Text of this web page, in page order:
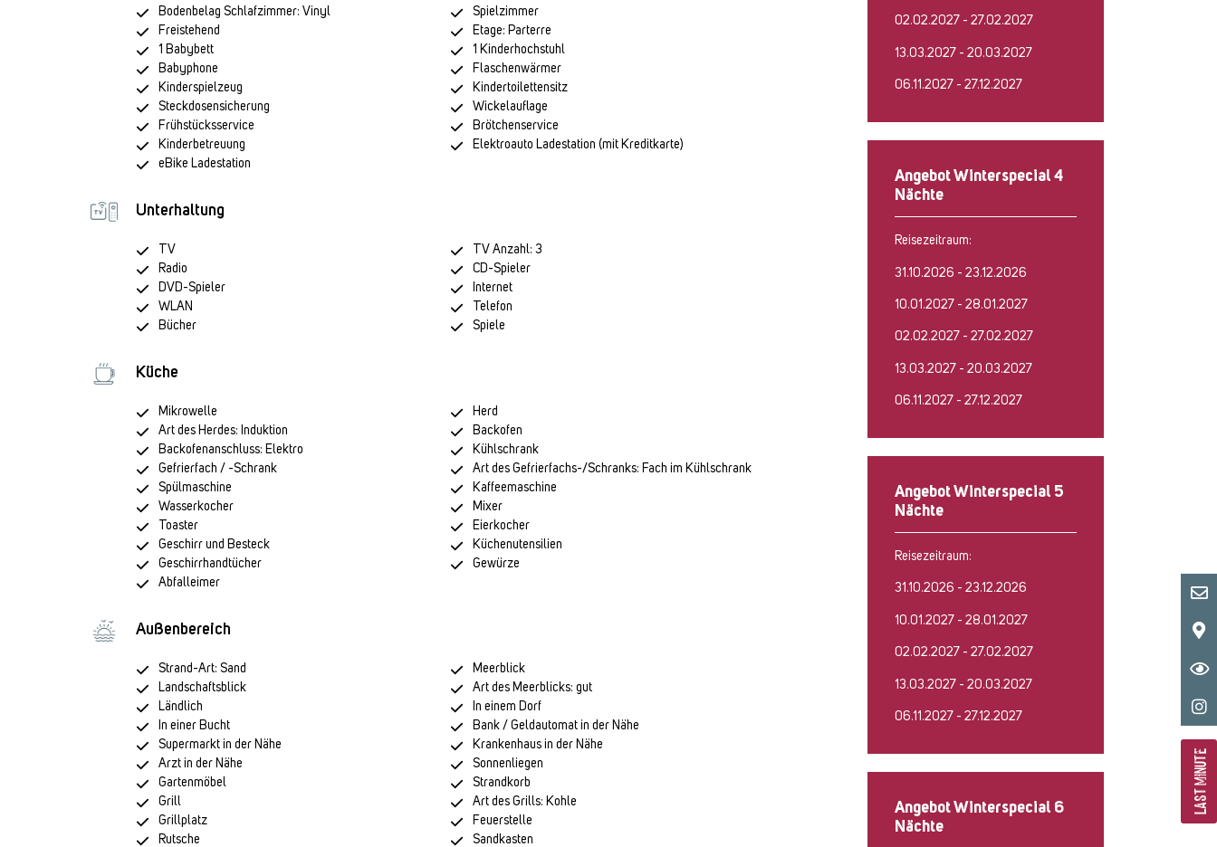
02.02.2027 - 27.02.2027
13.03.2027 - 20.03.2027
06.11.2027 - 27.12.2027
Angebot Winterspecial 4
Nächte
Reisezeitraum:
31.10.2026 - 23.12.2026
10.01.2027 - 28.01.2027
02.02.2027 - 27.02.2027
13.03.2027 - 20.03.2027
06.11.2027 - 27.12.2027
Angebot Winterspecial 5
Nächte
Reisezeitraum:
31.10.2026 - 23.12.2026
10.01.2027 - 28.01.2027
02.02.2027 - 27.02.2027
13.03.2027 - 20.03.2027
06.11.2027 - 27.12.2027
Angebot Winterspecial 6
Nächte
Bodenbelag Schlafzimmer: Vinyl
Spielzimmer
Freistehend
Etage: Parterre
1 Babybett
1 Kinderhochstuhl
Babyphone
Flaschenwärmer
Kinderspielzeug
Kindertoilettensitz
Steckdosensicherung
Wickelauflage
Frühstücksservice
Brötchenservice
Kinderbetreuung
Elektroauto Ladestation (mit Kreditkarte)
eBike Ladestation
Unterhaltung
TV
TV Anzahl: 3
Radio
CD-Spieler
DVD-Spieler
Internet
WLAN
Telefon
Bücher
Spiele
Küche
Mikrowelle
Herd
Art des Herdes: Induktion
Backofen
Backofenanschluss: Elektro
Kühlschrank
Gefrierfach / -Schrank
Art des Gefrierfachs-/Schranks: Fach im Kühlschrank
Spülmaschine
Kaffeemaschine
Wasserkocher
Mixer
Toaster
Eierkocher
Geschirr und Besteck
Küchenutensilien
Geschirrhandtücher
Gewürze
Abfalleimer
Außenbereich
Strand-Art: Sand
Meerblick
Landschaftsblick
Art des Meerblicks: gut
Ländlich
In einem Dorf
In einer Bucht
Bank / Geldautomat in der Nähe
Supermarkt in der Nähe
Krankenhaus in der Nähe
Arzt in der Nähe
Sonnenliegen
Gartenmöbel
Strandkorb
Grill
Art des Grills: Kohle
Grillplatz
Feuerstelle
Rutsche
Sandkasten
LAST MINUTE